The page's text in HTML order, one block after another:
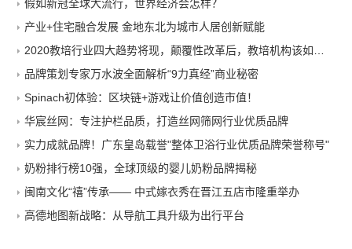
假如新冠全球大流行，世界经济会怎样？
产业+住宅融合发展 金地东北为城市人居创新赋能
2020教培行业四大趋势将现，颠覆性改革后，教培机构该如何做？
品牌策划专家万水波全面解析“9力真经”商业秘密
Spinach初体验：区块链+游戏让价值创造市值！
华宸丝网：专注护栏品质，打造丝网筛网行业优质品牌
实力成就品牌！广东皇岛载誉"整体卫浴行业优质品牌荣誉称号"
奶粉排行榜10强，全球顶级的婴儿奶粉品牌揭秘
闽南文化“禧”传承—— 中式嫁衣秀在晋江五店市隆重举办
高德地图新战略：从导航工具升级为出行平台